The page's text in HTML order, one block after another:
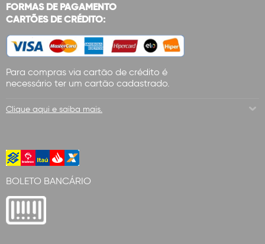
FORMAS DE PAGAMENTO
CARTÕES DE CRÉDITO:
Para compras via cartão de crédito é
necessário ter um cartão cadastrado.
Clique aqui e saiba mais.
BOLETO BANCÁRIO